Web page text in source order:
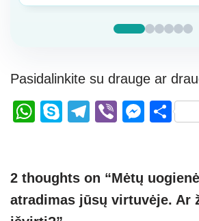
Pasidalinkite su drauge ar
W
s
A
S
e
T
gr
a
Vi
M
e
n
S
e
2 thoughts on “Mėtų
atradimas jūsų virtuvėje. Ar